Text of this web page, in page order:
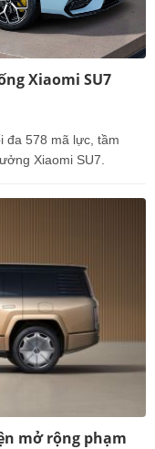
Xiaomi SU7
đa 578 mã lực, tầm
Xiaomi SU7.
mở rộng phạm